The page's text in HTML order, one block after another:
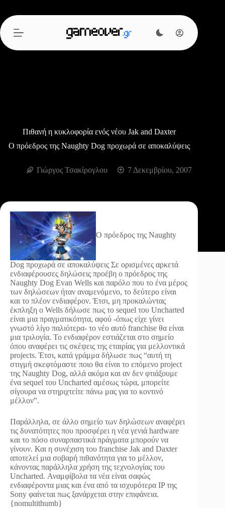
περιεχόμενο
Πιθανή η κυκλοφορία ενός νέου Jak and Daxter
O πρόεδρος της Naughty Dog προχωρά σε αποκαλύψεις
Γιώργος Τσακίρογλου 7 Δεκεμβρίου, 2007
O πρόεδρος της Naughty
Dog προχωρά σε αποκαλύψεις Σε ορισμένες αρκετά
ενδιαφέρουσες δηλώσεις προέβη ο πρόεδρος της
Naughty Dog Evan Wells και παρόλο που το ένα μέρος
των δηλώσεων ήταν αναμενόμενο, το δεύτερο είναι
και το πλέον ενδιαφέρον. Έτσι, μη προκαλώντας
έκπληξη ο Wells δήλωσε πως το sequel του Uncharted
είναι μια πραγματικότητα, αφού -όπως είχε γίνει
γνωστό λίγο παλιότερα- το νέο αυτό franchise θα είναι
μια τριλογία. Το ενδιαφέρον εστιάζεται στο σημείο
όπου αναφέρει τις σκέψεις της εταιρίας για μελλοντικά
projects. Έτσι, κατά γράμμα δήλωσε πως “αυτή τη
στιγμή σκεφτόμαστε ποιο θα είναι το επόμενο project
της Naughty Dog, αλλά ακόμα και αν δεν φτιάξουμε
ένα sequel του Uncharted αμέσως τώρα, μπορείτε
σίγουρα να στηριχτείτε πάνω μας για το κοντινό
μέλλον”.
Παράλληλα, σε άλλο σημείο των δηλώσεων αναφέρει
τις δυνατότητες που προσφέρει η νέα γενιά hardware
και το πόσο συναρπαστικά πράγματα μπορούν να
γίνουν. Και η συνέχιση του franchise Jak and Daxter
αποτελεί μια σοβαρή πιθανότητα για το μέλλον,
κάνοντας παράλληλα χρήση της τεχνολογίας του
Uncharted. Αναμφίβολα τα νέα είναι σαφώς
ενδιαφέροντα μιας και ένα από τα ισχυρότερα IP της
Sony φαίνεται πως ξανάρχεται στην επιφάνεια.
{nomultithumb}